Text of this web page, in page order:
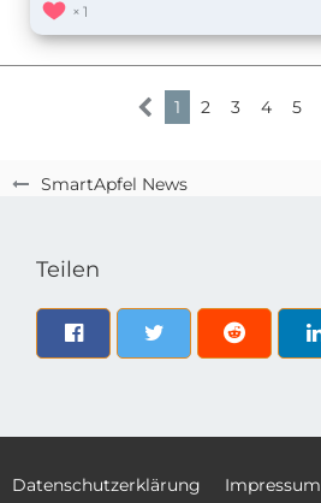
SmartApfel News
1
1 2 3 4 5
Teilen
Datenschutzerklärung Impressum